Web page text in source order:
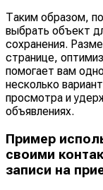
Таким образом,
выбрать объект
сохранения.
странице,
помогает вам
несколько
просмотра и
объявлениях.
Пример
своими
записи на